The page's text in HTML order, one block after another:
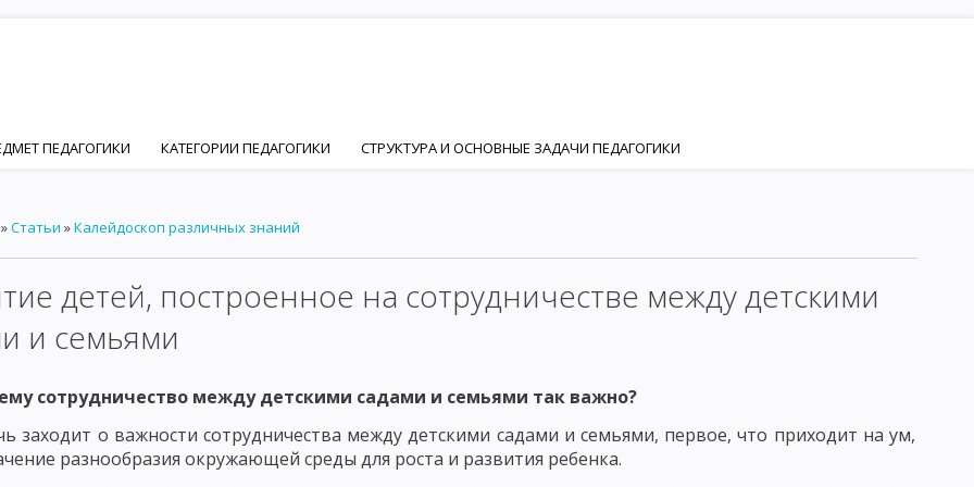
ПЕДАГОГИКИ КАТЕГОРИИ ПЕДАГОГИКИ СТРУКТУРА И ОСНОВНЫЕ ЗАДАЧИ ПЕДАГОГИКИ
И ПЕДАГОГИЧЕСКОЙ НАУК ОСНОВНЫЕ ПСИХИЧЕСКИЕ ЧЕРТЫ ЛИЧНОСТИ
ОРИЕНТИРОВАННОЕ ВОСПИТАНИЕ В РАЗВИТИИ ЛИЧНОСТИ
ДЕЯТЕЛЬНОСТИ ЧЕЛОВЕКА ОСНОВНЫЕ ВИДЫ ДЕЯТЕЛЬНОСТИ РЕБЕНКА ЛИЧНОСТЬ И ИНДИВИДУАЛЬНОСТЬ
»Статьи »Калейдоскоп различных знаний
детей, построенное на сотрудничестве между детскими
и семьями
сотрудничество между детскими садами и семьями так важно?
заходит о важности сотрудничества между детскими садами и семьями, первое, что приходит на ум,
разнообразия окружающей среды для роста и развития ребенка.